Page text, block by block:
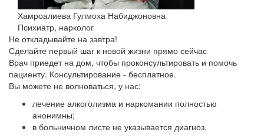
Хамроалиева Гулмоха Набиджоновна
Психиатр, нарколог
Не откладывайте на завтра!
Сделайте первый шаг к новой жизни прямо сейчас
Врач приедет на дом, чтобы проконсультировать и помочь
пациенту. Консультирование - бесплатное.
Вы можете не волноваться, у нас:
лечение алкоголизма и наркомании полностью
анонимны;
в больничном листе не указывается диагноз.